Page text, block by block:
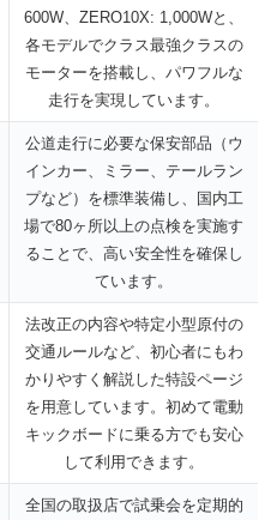
600W、ZERO10X: 1,000Wと、
各モデルでクラス最強クラスの
モーターを搭載し、パワフルな
走行を実現しています。
公道走行に必要な保安部品（ウ
インカー、ミラー、テールラン
プなど）を標準装備し、国内工
場で80ヶ所以上の点検を実施す
ることで、高い安全性を確保し
ています。
法改正の内容や特定小型原付の
交通ルールなど、初心者にもわ
かりやすく解説した特設ページ
を用意しています。初めて電動
キックボードに乗る方でも安心
して利用できます。
全国の取扱店で試乗会を定期的